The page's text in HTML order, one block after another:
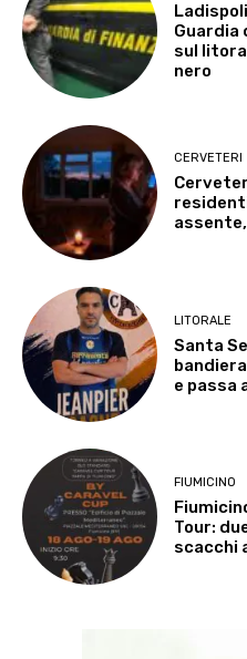
Guardia
sul
nero
CERVETERI
LITORALE
Santa
e passa
FIUMICINO
Tour:
scacchi